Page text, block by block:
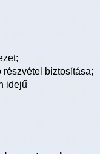
biztosítása;
idejű